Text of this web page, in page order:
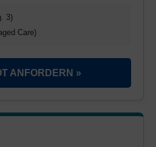
3)
Care)
ANFORDERN »